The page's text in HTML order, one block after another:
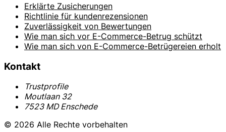
Erklärte Zusicherungen
Richtlinie für kundenrezensionen
Zuverlässigkeit von Bewertungen
Wie man sich vor E-Commerce-Betrug schützt
Wie man sich von E-Commerce-Betrügereien erholt
Kontakt
Trustprofile
Moutlaan 32
7523 MD Enschede
© 2026 Alle Rechte vorbehalten